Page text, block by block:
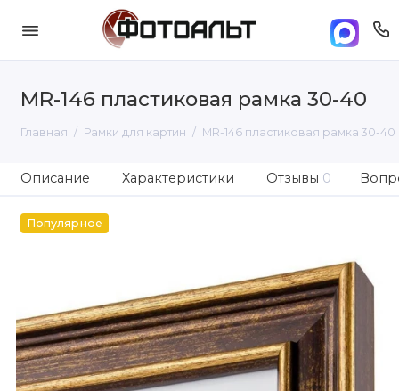
MR-146 пластиковая рамка 30-40
Главная Рамки для картин MR-146 пластиковая рамка 30-40
Описание Характеристики Отзывы 0
Популярное